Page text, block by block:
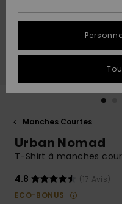
A
A
tailles
obtenir la
plus
à votre
Démarrer
QUIKSILVER
Manches Courtes
Urban Nomad
T-Shirt à manches
4.8
(17 Avis)
ECO-BONUS